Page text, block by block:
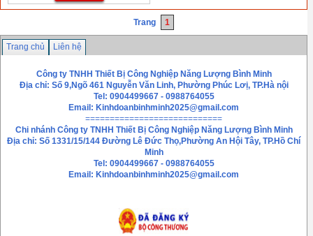
Trang 1
Trang chủ Liên hệ
Công ty TNHH Thiết Bị Công Nghiệp Năng Lượng Bình Minh
Địa chỉ: Số 9,Ngõ 461 Nguyễn Văn Linh, Phường Phúc Lơị, TP.Hà nội
Tel: 0904499667 - 0988764055
Email: Kinhdoanbinhminh2025@gmail.com
============================
Chi nhánh Công ty TNHH Thiết Bị Công Nghiệp Năng Lượng Bình Minh
Địa chỉ: Số 1331/15/144 Đường Lê Đức Thọ,Phường An Hội Tây, TP.Hồ Chí
Minh
Tel: 0904499667 - 0988764055
Email: Kinhdoanbinhminh2025@gmail.com